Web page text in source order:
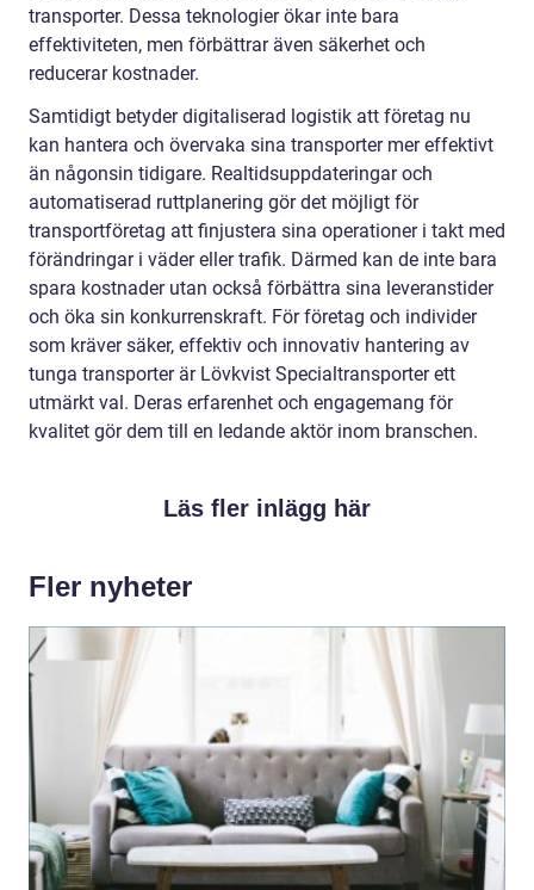
transporter. Dessa teknologier ökar inte bara
effektiviteten, men förbättrar även säkerhet och
reducerar kostnader.
Samtidigt betyder digitaliserad logistik att företag nu
kan hantera och övervaka sina transporter mer effektivt
än någonsin tidigare. Realtidsuppdateringar och
automatiserad ruttplanering gör det möjligt för
transportföretag att finjustera sina operationer i takt med
förändringar i väder eller trafik. Därmed kan de inte bara
spara kostnader utan också förbättra sina leveranstider
och öka sin konkurrenskraft. För företag och individer
som kräver säker, effektiv och innovativ hantering av
tunga transporter är Lövkvist Specialtransporter ett
utmärkt val. Deras erfarenhet och engagemang för
kvalitet gör dem till en ledande aktör inom branschen.
Läs fler inlägg här
Fler nyheter